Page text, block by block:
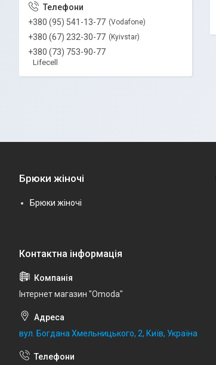
+380 (95) 541-13-77 Vodafone
+380 (67) 232-30-77 Kyivstar
+380 (73) 753-90-77
Lifecell
Брюки жіночі
Брюки жіночі
Інтернет магазин "Omoda"
вул. Богдана Хмельницького, 2, Київ, Україна